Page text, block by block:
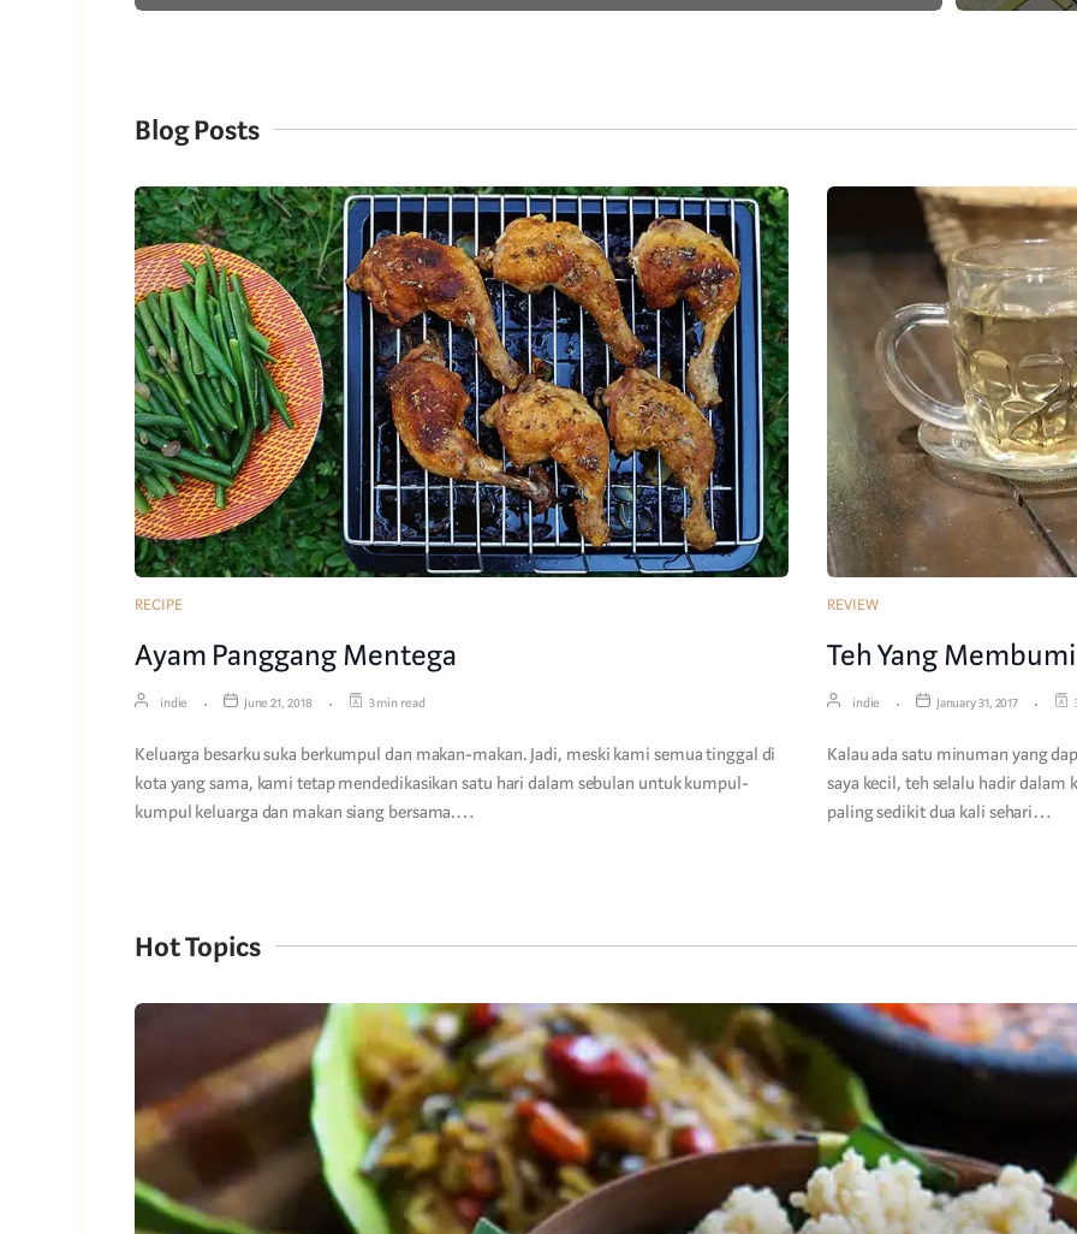
Blog Posts
RECIPE
Ayam Panggang Mentega
indie June 21, 2018 3 min read
Keluarga besarku suka berkumpul dan makan-makan. Jadi, meski kami semua tinggal di
kota yang sama, kami tetap mendedikasikan satu hari dalam sebulan untuk kumpul-
kumpul keluarga dan makan siang bersama.…
REVIEW
Teh Yang
indie January 31, 2017
Kalau ada satu minuman yang
saya kecil, teh selalu hadir
paling sedikit dua kali sehari…
Hot Topics